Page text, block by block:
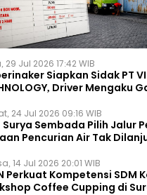
29 Jul 2026 17:42 WIB
Siapkan Sidak PT
Driver Mengaku
24 Jul 2026 09:16 WIB
Surya Sembada Pilih Jalur
Pencurian Air Tak
14 Jul 2026 20:01 WIB
Perkuat Kompetensi SDM
Coffee Cupping di